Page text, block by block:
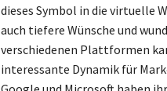
dieses Symbol in die virtuelle
auch tiefere Wünsche und
verschiedenen Plattformen
interessante Dynamik für